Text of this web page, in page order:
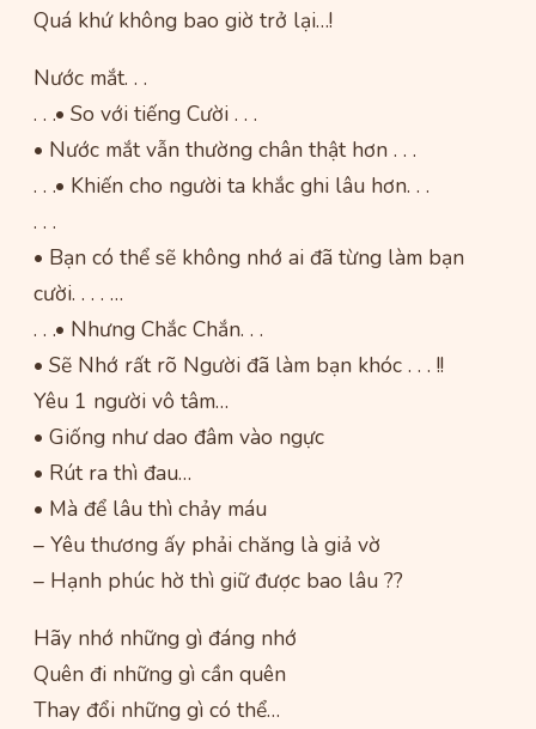
Quá khứ không bao giờ trở lại…!
Nước mắt. . .
. . .• So với tiếng Cười . . .
• Nước mắt vẫn thường chân thật hơn . . .
. . .• Khiến cho người ta khắc ghi lâu hơn. . .
. . .
• Bạn có thể sẽ không nhớ ai đã từng làm bạn
cười. . . . …
. . .• Nhưng Chắc Chắn. . .
• Sẽ Nhớ rất rõ Người đã làm bạn khóc . . . !!
Yêu 1 người vô tâm…
• Giống như dao đâm vào ngực
• Rút ra thì đau…
• Mà để lâu thì chảy máu
– Yêu thương ấy phải chăng là giả vờ
– Hạnh phúc hờ thì giữ được bao lâu ??
Hãy nhớ những gì đáng nhớ
Quên đi những gì cần quên
Thay đổi những gì có thể…